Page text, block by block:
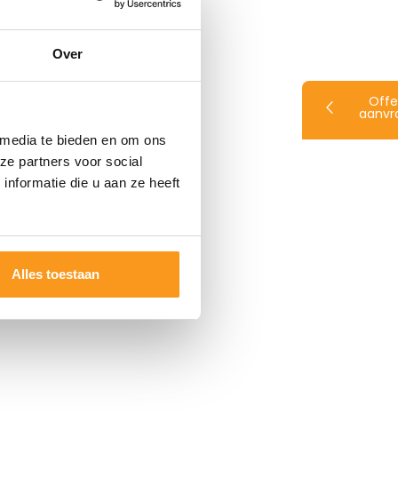
Over
te bieden en om ons
partners voor social
die u aan ze heeft
Alles toestaan